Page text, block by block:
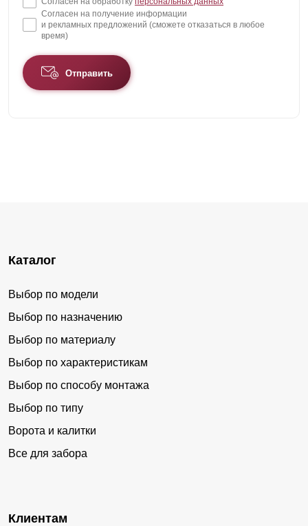
Согласен на получение информации
и рекламных предложений (сможете отказаться в любое
время)
Отправить
Каталог
Выбор по модели
Выбор по назначению
Выбор по материалу
Выбор по характеристикам
Выбор по способу монтажа
Выбор по типу
Ворота и калитки
Все для забора
Клиентам